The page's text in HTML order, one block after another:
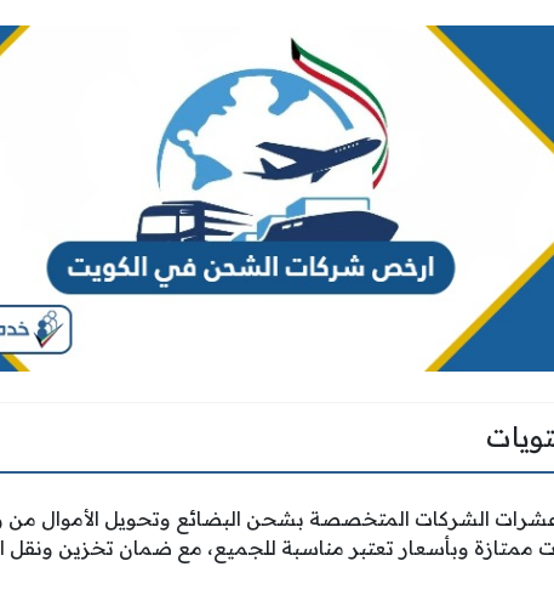
الشركات المتخصصة بشحن البضائع وتحويل الأموال من
وبأسعار تعتبر مناسبة للجميع، مع ضمان تخزين ونقل